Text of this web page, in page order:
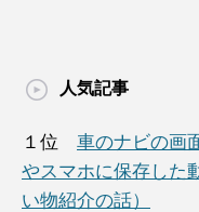
人気記事
１位 車のナビの画
やスマホに保存した
い物紹介の話）